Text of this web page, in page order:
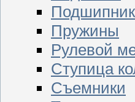
Пружины
Рулевой
Ступица
Съемники